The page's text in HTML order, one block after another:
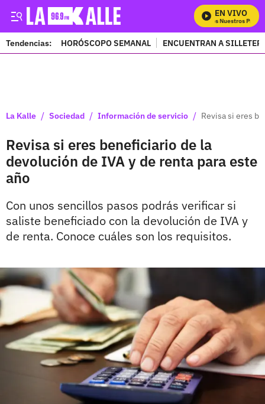
EN VIVO
Mira Todos Nuestros
Tendencias: HORÓSCOPO SEMANAL ENCUENTRAN A
La Kalle / Sociedad / Información de servicio / Revisa si eres
Revisa si eres beneficiario de la
devolución de IVA y de renta para este
año
Con unos sencillos pasos podrás verificar si
saliste beneficiado con la devolución de IVA y
de renta. Conoce cuáles son los requisitos.